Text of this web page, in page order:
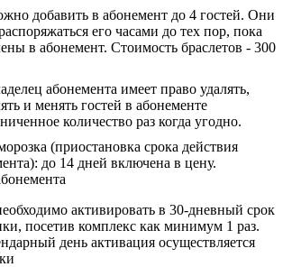
добавить в абонемент до 4 гостей. Они
его часами до тех пор, пока
в абонемент. Стоимость браслетов - 300
абонемента имеет право удалять,
и менять гостей в абонементе
количество раз когда угодно.
(приостановка срока действия
до 14 дней включена в цену.
активировать в 30-дневный срок
посетив комплекс как минимум 1 раз.
день активация осуществляется